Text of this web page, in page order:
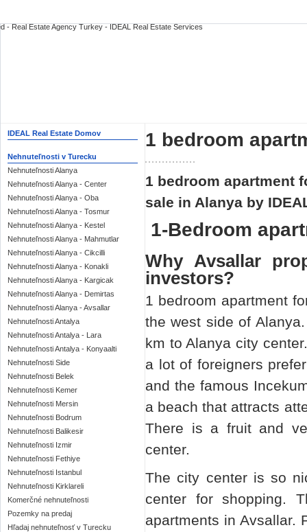
IDEAL Real Estate Domov
Nehnuteľnosti v Turecku
Nehnuteľnosti Alanya
Nehnuteľnosti Alanya - Center
Nehnuteľnosti Alanya - Oba
Nehnuteľnosti Alanya - Tosmur
Nehnuteľnosti Alanya - Kestel
Nehnuteľnosti Alanya - Mahmutlar
Nehnuteľnosti Alanya - Cikcilli
Nehnuteľnosti Alanya - Konakli
Nehnuteľnosti Alanya - Kargicak
Nehnuteľnosti Alanya - Demirtas
Nehnuteľnosti Alanya - Avsallar
Nehnuteľnosti Antalya
Nehnuteľnosti Antalya - Lara
Nehnuteľnosti Antalya - Konyaalti
Nehnuteľnosti Side
Nehnuteľnosti Belek
Nehnuteľnosti Kemer
Nehnuteľnosti Mersin
Nehnuteľnosti Bodrum
Nehnuteľnosti Balikesir
Nehnuteľnosti Izmir
Nehnuteľnosti Fethiye
Nehnuteľnosti Istanbul
Nehnuteľnosti Kirklareli
Komerčné nehnuteľnosti
Pozemky na predaj
Hľadaj nehnuteľnosť v Turecku
1 bedroom
1 bedroom apartment
sale in Alanya by
1-Bedroom
Why Avsallar
investors?
1 bedroom apartment
the west side of
km to Alanya city
a lot of foreigners
and the famous
a beach that attracts
There is a fruit and
center.
The city center is so
center for shopping.
apartments in Avsallar.